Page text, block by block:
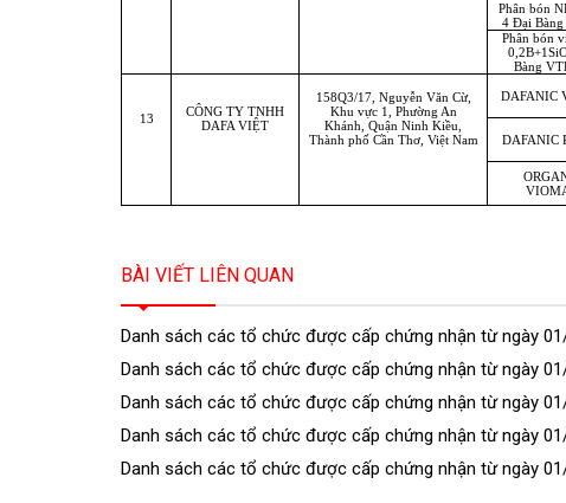
Phân bón
4 Đại
Phân bón
Bàng
13
CÔNG TY TNHH
DAFA VIỆT
158Q3/17, Nguyễn Văn Cừ,
Khu vực 1, Phường An
Khánh, Quận Ninh Kiều,
Thành phố Cần Thơ, Việt Nam
DAFANIC
DAFANIC
BÀI VIẾT LIÊN QUAN
Danh sách các tổ chức được cấp chứng nhận từ ngày
Danh sách các tổ chức được cấp chứng nhận từ ngày
Danh sách các tổ chức được cấp chứng nhận từ ngày
Danh sách các tổ chức được cấp chứng nhận từ ngày
Danh sách các tổ chức được cấp chứng nhận từ ngày